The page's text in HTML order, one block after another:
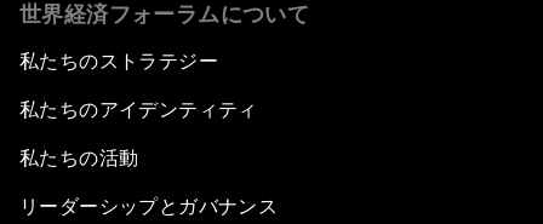
世界経済フォーラムについて
私たちのストラテジー
私たちのアイデンティティ
私たちの活動
リーダーシップとガバナンス